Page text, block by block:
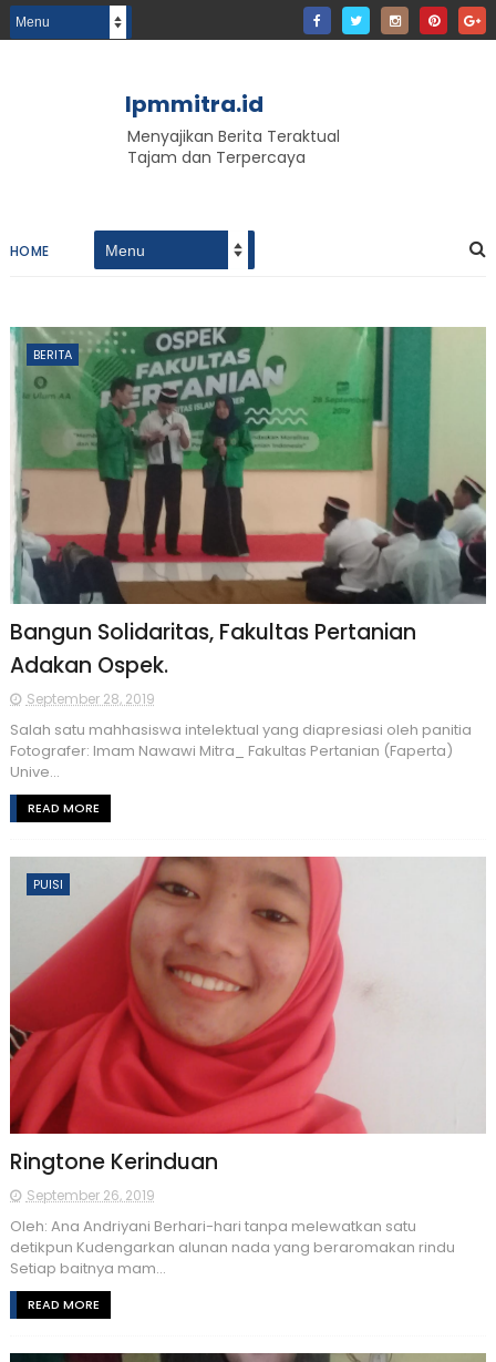
lpmmitra.id
Menyajikan Berita Teraktual
Tajam dan Terpercaya
HOME
BERITA
Bangun Solidaritas, Fakultas Pertanian
Adakan Ospek.
September 28, 2019
Salah satu mahhasiswa intelektual yang diapresiasi oleh panitia
Fotografer: Imam Nawawi Mitra_ Fakultas Pertanian (Faperta)
Unive...
READ MORE
PUISI
Ringtone Kerinduan
September 26, 2019
Oleh: Ana Andriyani Berhari-hari tanpa melewatkan satu
detikpun Kudengarkan alunan nada yang beraromakan rindu
Setiap baitnya mam...
READ MORE